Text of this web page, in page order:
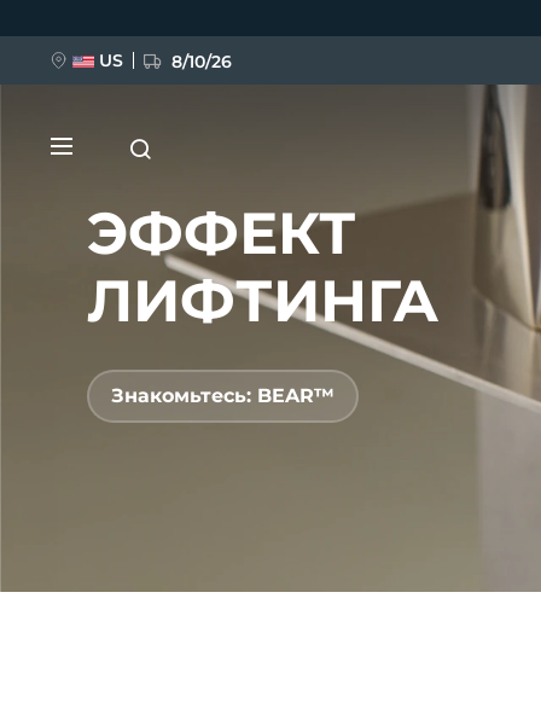
ЭФФЕКТ
ЛИФТИНГА
Знакомьтесь: BEAR™
US 8/10/26
BREAKING NEWS